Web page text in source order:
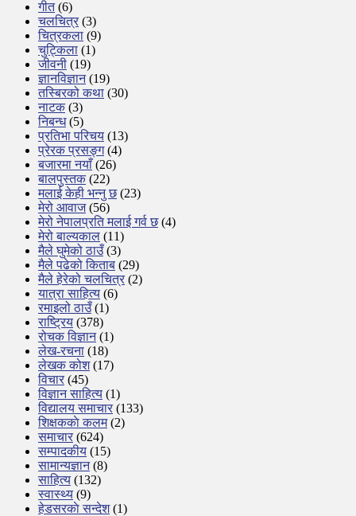
गीत(6)
चलचित्र (3)
चित्रकला (9)
चुट्किला (1)
जीवनी (19)
ज्ञानविज्ञान(19)
तस्बिरको कथा (30)
नाटक(3)
निबन्ध(5)
प्रतिभा परिचय (13)
प्रेरक प्रसङ्ग(4)
बजारमा नयाँ(26)
बालपुस्तक(22)
मलाई केही भन्नु छ(23)
मेरो आवाज(56)
मेरो नेपालप्रति मलाई गर्व छ(4)
मेरो बाल्यकाल (11)
मैले घुमेको ठाउँ(3)
मैले पढेको किताब (29)
मैले हेरेको चलचित्र (2)
यात्रा साहित्य (6)
रमाइलो ठाउँ(1)
राष्ट्रिय (378)
रोचक विज्ञान(1)
लेख-रचना (18)
लेखक कोश(17)
विचार (45)
विज्ञान साहित्य (1)
विद्यालय समाचार (133)
शिक्षककाे कलम(2)
समाचार (624)
सम्पादकीय (15)
सामान्यज्ञान(8)
साहित्य (132)
स्वास्थ्य (9)
हेडसरकाे सन्देश(1)